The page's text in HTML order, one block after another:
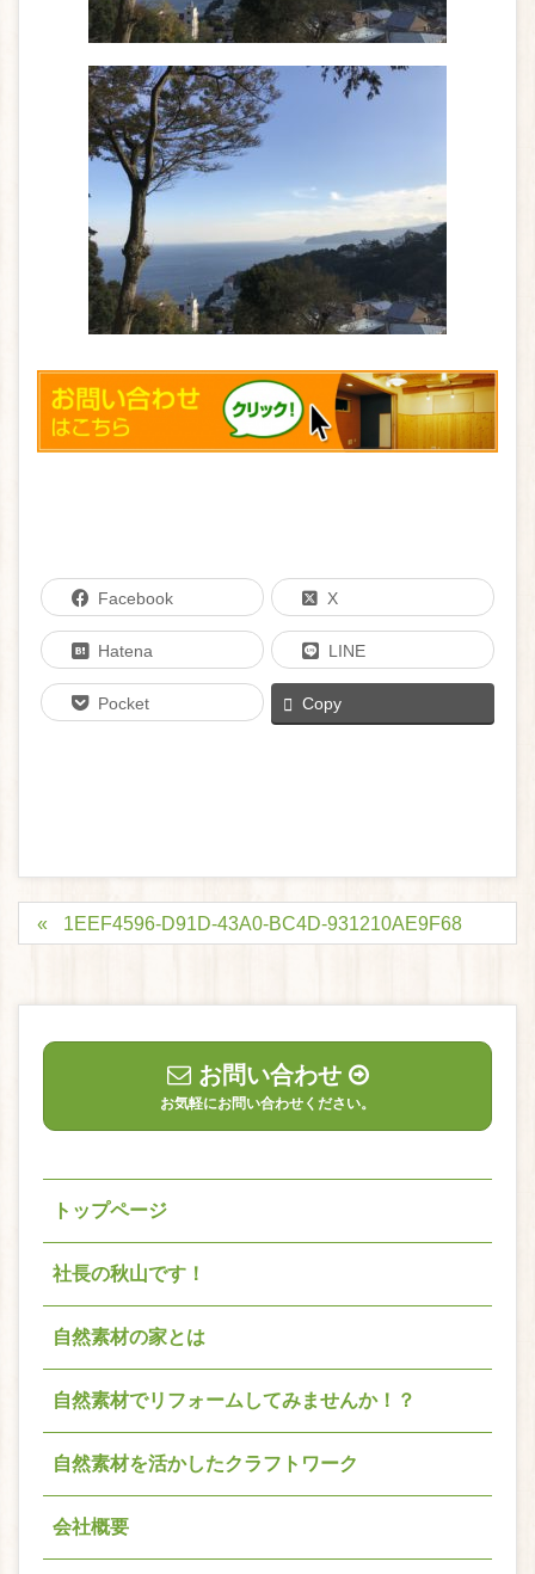
Facebook X
Hatena LINE
Pocket Copy
1EEF4596-D91D-43A0-BC4D-931210AE9F68
お問い合わせ
お気軽にお問い合わせください。
トップページ
社長の秋山です！
自然素材の家とは
自然素材でリフォームしてみませんか！？
自然素材を活かしたクラフトワーク
会社概要